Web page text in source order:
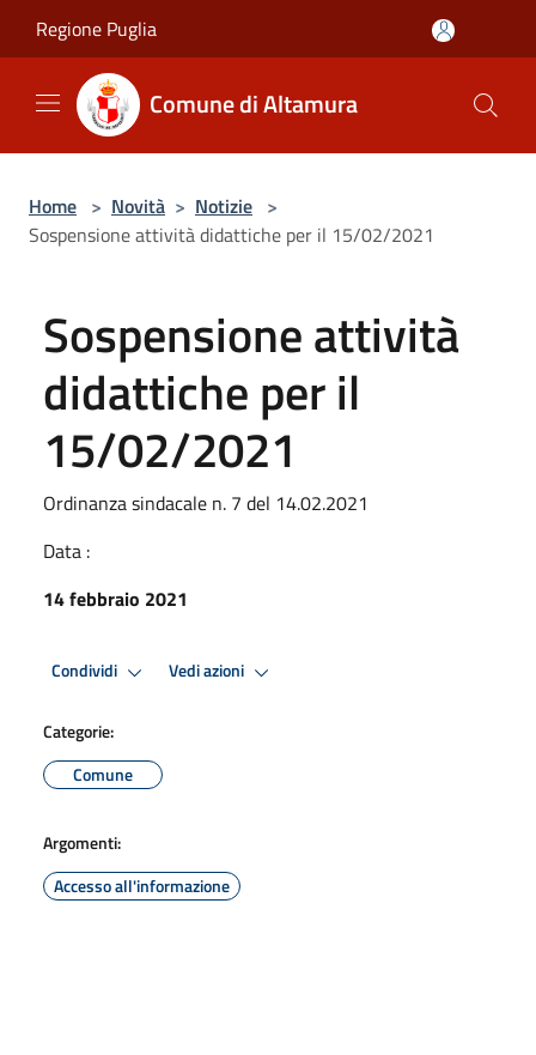
Regione Puglia
Comune di Altamura
Home > Novità > Notizie >
Sospensione attività didattiche per il 15/02/2021
Sospensione attività
didattiche per il
15/02/2021
Ordinanza sindacale n. 7 del 14.02.2021
Data :
14 febbraio 2021
Condividi Vedi azioni
Categorie:
Comune
Argomenti:
Accesso all'informazione